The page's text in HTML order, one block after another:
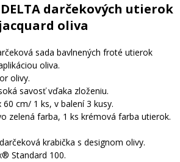
darčekových utierok
jacquard oliva
sada bavlnených froté utierok
oliva.
olivy.
savosť vďaka zloženiu.
cm/ 1 ks, v balení 3 kusy.
zelená farba, 1 ks krémová farba utierok.
krabička s designom olivy.
Standard 100.